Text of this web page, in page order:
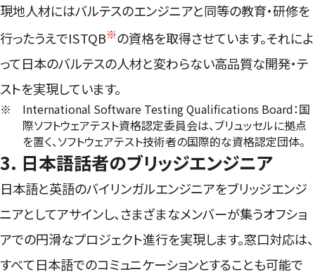
現地人材にはバルテスのエンジニアと同等の教育・研修を
行ったうえでISTQB※の資格を取得させています。それによ
って日本のバルテスの人材と変わらない高品質な開発・テ
ストを実現しています。
※
International Software Testing Qualifications Board：国
際ソフトウェアテスト資格認定委員会は、ブリュッセルに拠点
を置く、ソフトウェアテスト技術者の国際的な資格認定団体。
3. 日本語話者のブリッジエンジニア
日本語と英語のバイリンガルエンジニアをブリッジエンジ
ニアとしてアサインし、さまざまなメンバーが集うオフショ
アでの円滑なプロジェクト進行を実現します。窓口対応は、
すべて日本語でのコミュニケーションとすることも可能で